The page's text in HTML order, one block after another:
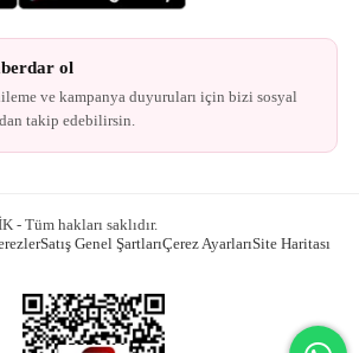
ol
ve kampanya duyuruları için bizi sosyal
takip edebilirsin.
Tüm hakları saklıdır.
Satış Genel ŞartlarıÇerez AyarlarıSite Haritası